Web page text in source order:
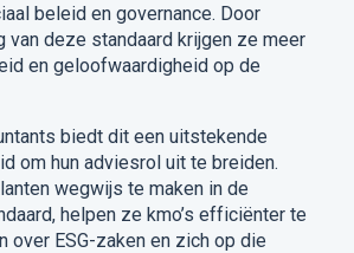
beleid en governance. Door
van deze standaard krijgen ze meer
en geloofwaardigheid op de
biedt dit een uitstekende
om hun adviesrol uit te breiden.
wegwijs te maken in de
helpen ze kmo’s efficiënter te
over ESG-zaken en zich op die